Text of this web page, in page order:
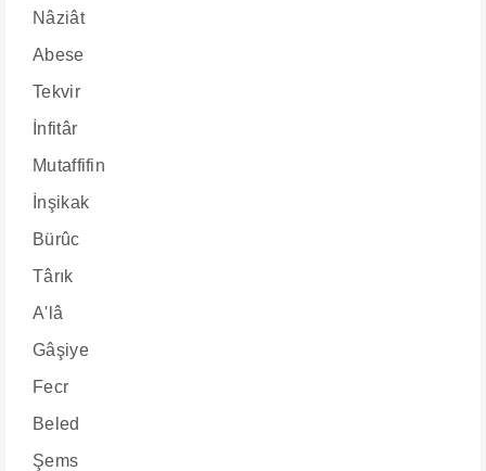
Nâziât
Abese
Tekvir
İnfitâr
Mutaffifin
İnşikak
Bürûc
Târık
A'lâ
Gâşiye
Fecr
Beled
Şems